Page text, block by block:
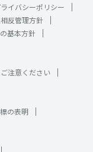
イバシーポリシー
反管理方針
基本方針
注意ください
の表明